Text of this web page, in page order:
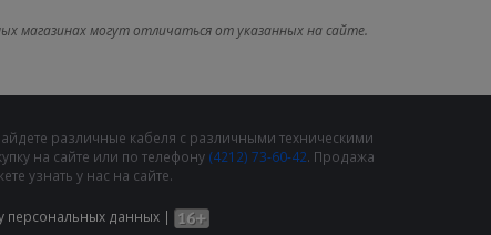
магазинах могут отличаться от указанных на сайте.
различные кабеля с различными техническими
на сайте или по телефону (4212) 73-60-42. Продажа
узнать у нас на сайте.
персональных данных |